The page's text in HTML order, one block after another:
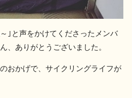
｣と声をかけてくださったメンバ
、ありがとうございました。
おかげで、サイクリングライフが